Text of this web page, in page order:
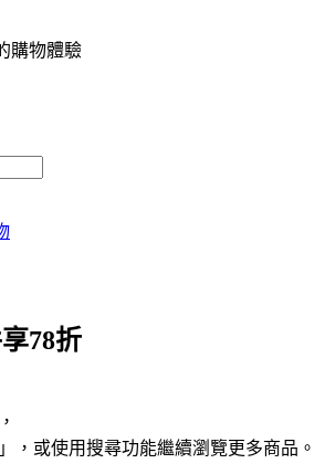
購物體驗
78折
，或使用搜尋功能繼續瀏覽更多商品。